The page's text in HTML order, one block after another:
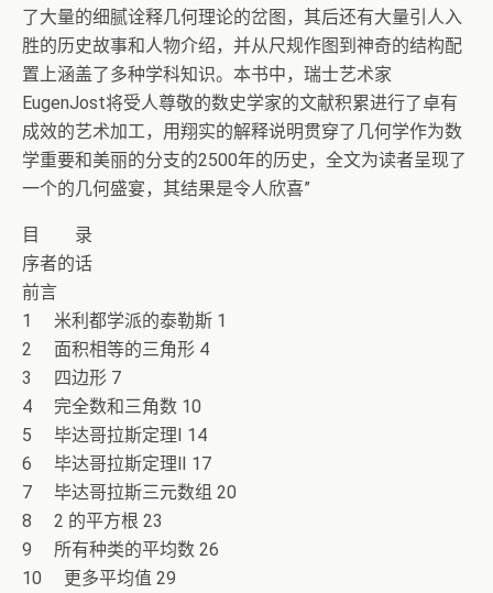
了大量的细腻诠释几何理论的岔图，其后还有大量引人入
胜的历史故事和人物介绍，并从尺规作图到神奇的结构配
置上涵盖了多种学科知识。本书中，瑞士艺术家
EugenJost将受人尊敬的数史学家的文献积累进行了卓有
成效的艺术加工，用翔实的解释说明贯穿了几何学作为数
学重要和美丽的分支的2500年的历史，全文为读者呈现了
一个的几何盛宴，其结果是令人欣喜”
目 录
序者的话
前言
1 米利都学派的泰勒斯 1
2 面积相等的三角形 4
3 四边形 7
4 完全数和三角数 10
5 毕达哥拉斯定理Ⅰ 14
6 毕达哥拉斯定理Ⅱ 17
7 毕达哥拉斯三元数组 20
8 2 的平方根 23
9 所有种类的平均数 26
10 更多平均值 29